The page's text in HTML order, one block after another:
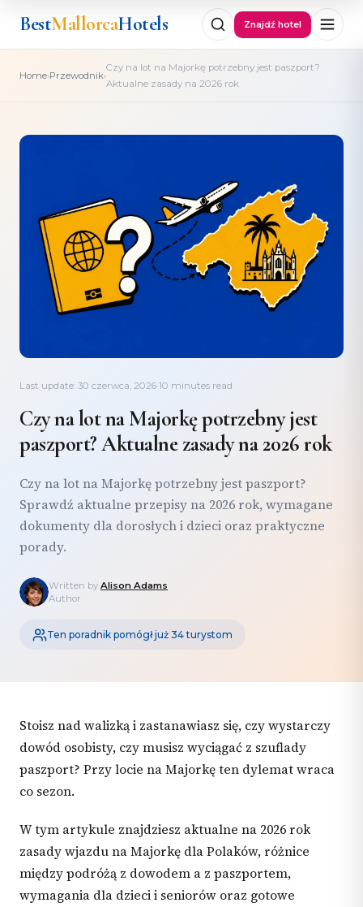
BestMallorcaHotels Znajdź hotel
Home›Przewodnik›
Czy na lot na Majorkę potrzebny jest paszport?
Aktualne zasady na 2026 rok
Last update: 30 czerwca, 2026·10 minutes read
Czy na lot na Majorkę potrzebny jest
paszport? Aktualne zasady na 2026 rok
Czy na lot na Majorkę potrzebny jest paszport?
Sprawdź aktualne przepisy na 2026 rok, wymagane
dokumenty dla dorosłych i dzieci oraz praktyczne
porady.
Written by Alison Adams
Author
Ten poradnik pomógł już 34 turystom
Stoisz nad walizką i zastanawiasz się, czy wystarczy
dowód osobisty, czy musisz wyciągać z szuflady
paszport? Przy locie na Majorkę ten dylemat wraca
co sezon.
W tym artykule znajdziesz aktualne na 2026 rok
zasady wjazdu na Majorkę dla Polaków, różnice
między podróżą z dowodem a z paszportem,
wymagania dla dzieci i seniorów oraz gotowe